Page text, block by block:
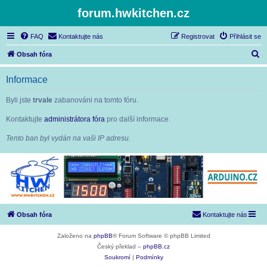
forum.hwkitchen.cz
FAQ Kontaktujte nás Přihlásit se
Registrovat
Obsah fóra
l
Informace
Byli jste trvale zabanováni na tomto fóru.
Kontaktujte administrátora fóra pro další informace.
Tento ban byl vydán na vaši IP adresu.
Obsah fóra Kontaktujte nás
Založeno na phpBB® Forum Software © phpBB Limited
Český překlad – phpBB.cz
Soukromí
Podmínky